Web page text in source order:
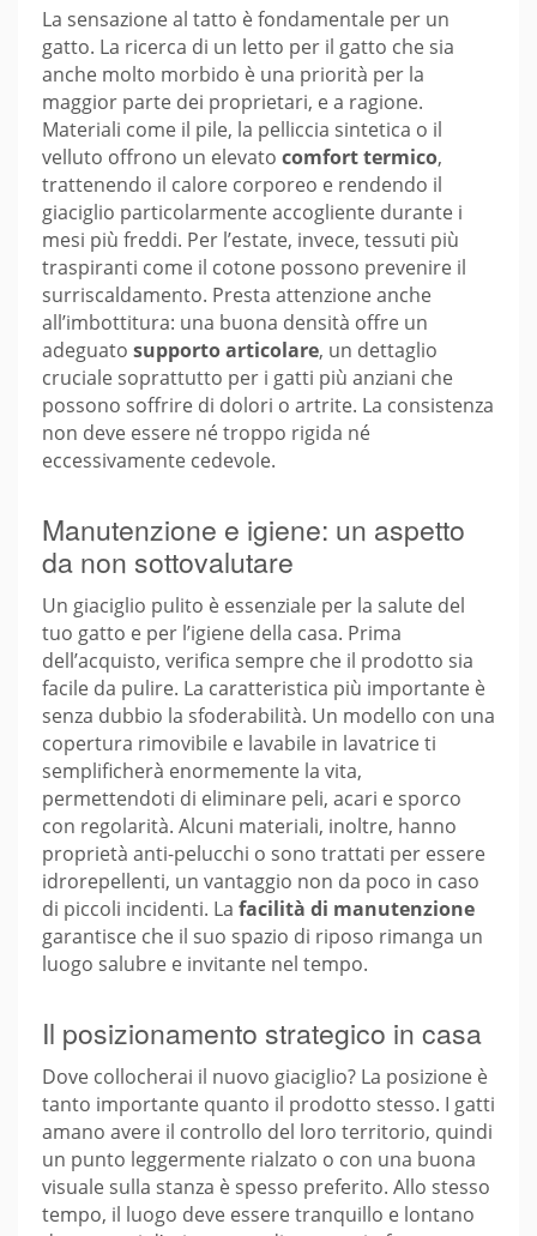
La sensazione al tatto è fondamentale per un
gatto. La ricerca di un letto per il gatto che sia
anche molto morbido è una priorità per la
maggior parte dei proprietari, e a ragione.
Materiali come il pile, la pelliccia sintetica o il
velluto offrono un elevato comfort termico,
trattenendo il calore corporeo e rendendo il
giaciglio particolarmente accogliente durante i
mesi più freddi. Per l’estate, invece, tessuti più
traspiranti come il cotone possono prevenire il
surriscaldamento. Presta attenzione anche
all’imbottitura: una buona densità offre un
adeguato supporto articolare, un dettaglio
cruciale soprattutto per i gatti più anziani che
possono soffrire di dolori o artrite. La consistenza
non deve essere né troppo rigida né
eccessivamente cedevole.
Manutenzione e igiene: un aspetto
da non sottovalutare
Un giaciglio pulito è essenziale per la salute del
tuo gatto e per l’igiene della casa. Prima
dell’acquisto, verifica sempre che il prodotto sia
facile da pulire. La caratteristica più importante è
senza dubbio la sfoderabilità. Un modello con una
copertura rimovibile e lavabile in lavatrice ti
semplificherà enormemente la vita,
permettendoti di eliminare peli, acari e sporco
con regolarità. Alcuni materiali, inoltre, hanno
proprietà anti-pelucchi o sono trattati per essere
idrorepellenti, un vantaggio non da poco in caso
di piccoli incidenti. La facilità di manutenzione
garantisce che il suo spazio di riposo rimanga un
luogo salubre e invitante nel tempo.
Il posizionamento strategico in casa
Dove collocherai il nuovo giaciglio? La posizione è
tanto importante quanto il prodotto stesso. I gatti
amano avere il controllo del loro territorio, quindi
un punto leggermente rialzato o con una buona
visuale sulla stanza è spesso preferito. Allo stesso
tempo, il luogo deve essere tranquillo e lontano